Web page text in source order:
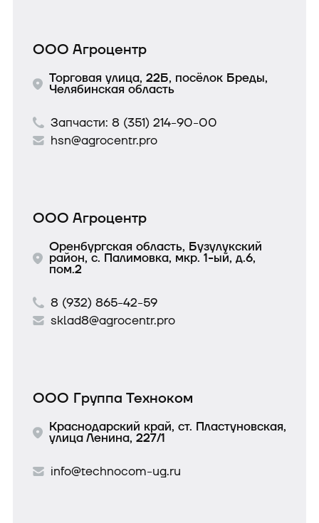
ООО Агроцентр
Торговая улица, 22Б, посёлок Бреды,
Челябинская область
Запчасти: 8 (351) 214-90-00
hsn@agrocentr.pro
ООО Агроцентр
Оренбургская область, Бузулукский
район, с. Палимовка, мкр. 1-ый, д.6,
пом.2
8 (932) 865-42-59
sklad8@agrocentr.pro
ООО Группа Техноком
Краснодарский край, ст. Пластуновская,
улица Ленина, 227/1
info@technocom-ug.ru